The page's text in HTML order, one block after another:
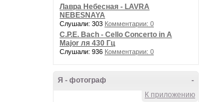
Лавра Небесная - LAVRA
NEBESNAYA
Слушали: 303 Комментарии: 0
C.P.E. Bach - Cello Concerto in A
Major ля 430 Гц
Слушали: 936 Комментарии: 0
-
Я - фотограф
К приложению